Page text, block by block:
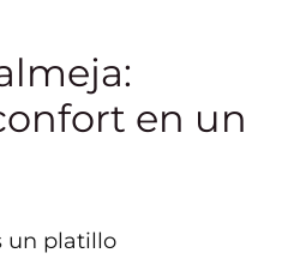
en un
un platillo